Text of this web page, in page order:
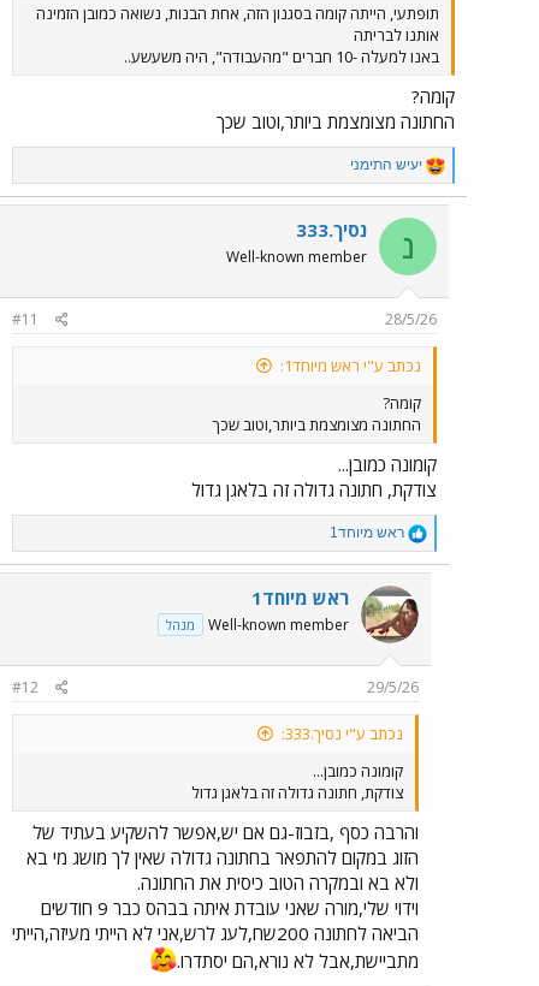
תופתעי, הייתה קומה בסגנון הזה, אחת הבנות, נשואה כמובן הזמינה
אותנו לבריתה
באנו למעלה -10 חברים "מהעבודה", היה משעשע..
קומה?
החתונה מצומצמת ביותר,וטוב שכך
R
e
a
c
o
n
s
יעיש התימני
נ נסיך.333
Well-known member
28/5/26
#11
נכתב ע"י ראש מיוחד1:
קומה?
החתונה מצומצמת ביותר,וטוב שכך
קומונה כמובן...
צודקת, חתונה גדולה זה בלאגן גדול
R
e
a
c
t
i
o
n
s
ראש מיוחד1
ראש מיוחד1
Well-known member מנהל
29/5/26
#12
נכתב ע"י נסיך.333:
קומונה כמובן...
צודקת, חתונה גדולה זה בלאגן גדול
והרבה כסף ,בזבוז-גם אם יש,אפשר להשקיע בעתיד של
הזוג במקום להתפאר בחתונה גדולה שאין לך מושג מי בא
ולא בא ובמקרה הטוב כיסית את החתונה.
וידוי שלי,מורה שאני עובדת איתה בבהס כבר 9 חודשים
הביאה לחתונה 200שח,לעג לרש,אני לא הייתי מעיזה,הייתי
מתביישת,אבל לא נורא,הם יסתדרו.